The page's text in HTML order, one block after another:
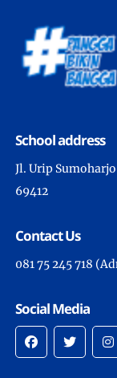
School address
Jl. Urip
69412
Contact Us
081 75 245 718
Social Media